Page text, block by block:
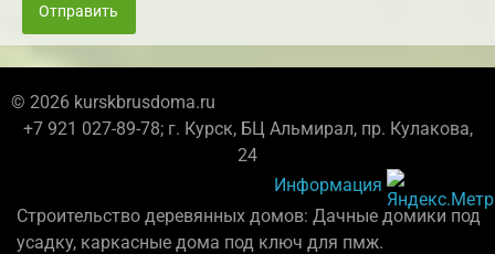
Отправить
© 2026 kurskbrusdoma.ru
+7 921 027-89-78; г. Курск, БЦ Альмирал, пр. Кулакова,
24
Информация
Строительство деревянных домов: Дачные домики под
усадку, каркасные дома под ключ для пмж.